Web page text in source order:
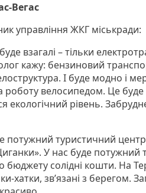
Вегас
управління ЖКГ міськради:
взагалі – тільки
кажу: бензиновий
І буде модно і
роботу велосипедом. Це
екологічний рівень.
потужний туристичний
У нас буде потужний
солідні кошти. На
хатки, зв’язані з берегом.